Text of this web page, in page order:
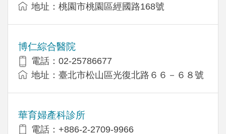
地址：桃園市桃園區經國路168號
博仁綜合醫院
電話：02-25786677
地址：臺北市松山區光復北路６６－６８號
華育婦產科診所
電話：+886-2-2709-9966